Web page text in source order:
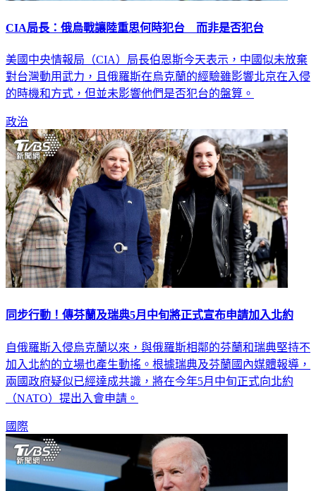
CIA局長：俄烏戰讓陸重思何時犯台 而非是否犯台
美國中央情報局（CIA）局長伯恩斯今天表示，中國似未放棄
對台灣動用武力，且俄羅斯在烏克蘭的經驗雖影響北京在入侵
的時機和方式，但並未影響他們是否犯台的盤算。
政治
同步行動！傳芬蘭及瑞典5月中旬將正式宣布申請加入北約
自俄羅斯入侵烏克蘭以來，與俄羅斯相鄰的芬蘭和瑞典堅持不
加入北約的立場也產生動搖。根據瑞典及芬蘭國內媒體報導，
兩國政府疑似已經達成共識，將在今年5月中旬正式向北約
（NATO）提出入會申請。
國際